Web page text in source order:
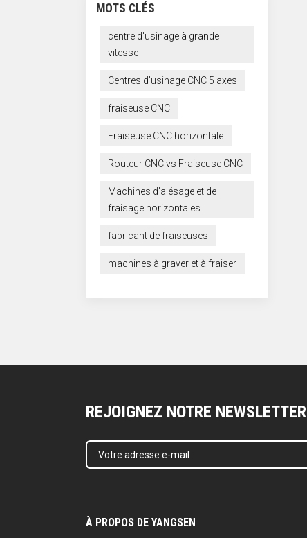
MOTS CLÉS
centre d'usinage à grande
vitesse
Centres d'usinage CNC 5 axes
fraiseuse CNC
Fraiseuse CNC horizontale
Routeur CNC vs Fraiseuse CNC
Machines d'alésage et de
fraisage horizontales
fabricant de fraiseuses
machines à graver et à fraiser
REJOIGNEZ NOTRE NEWSLETTER
À PROPOS DE YANGSEN